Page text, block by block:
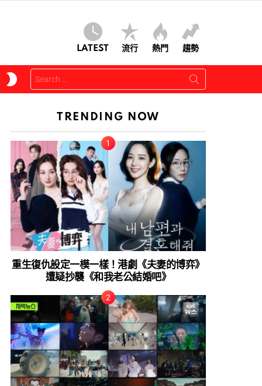
LATEST 流行 熱門 趨勢
SKIN
Search
for:
TRENDING NOW
重生復仇設定一模一樣！港劇《夫妻的博弈》
遭疑抄襲《和我老公結婚吧》